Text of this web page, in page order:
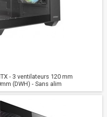
- 3 ventilateurs 120 mm
(DWH) - Sans alim